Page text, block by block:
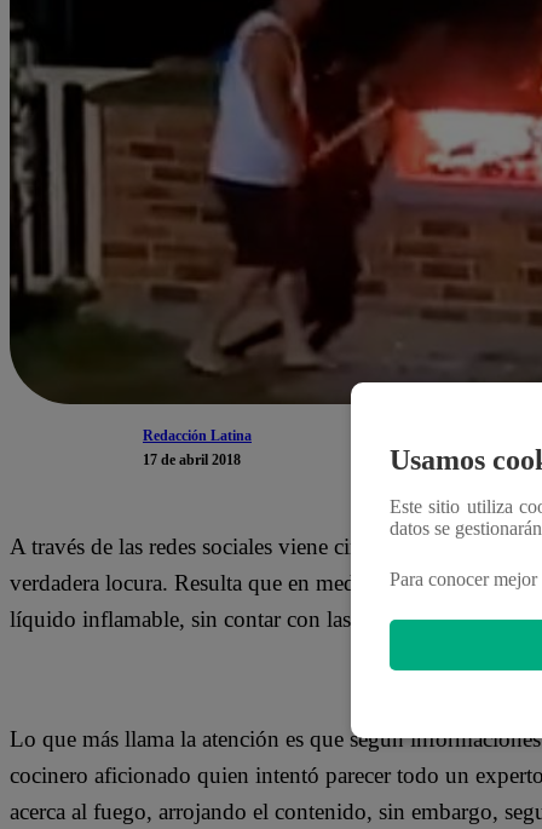
Redacción Latina
17 de abril 2018
A través de las redes sociales viene circulando un video
verdadera locura. Resulta que en medio de una parrilla,
líquido inflamable, sin contar con las nefastas
Lo que más llama la atención es que según
cocinero aficionado quien intentó parecer todo un
acerca al fuego, arrojando el contenido, sin embargo,
Usamos
Este sitio utiliza
datos se
Para conocer